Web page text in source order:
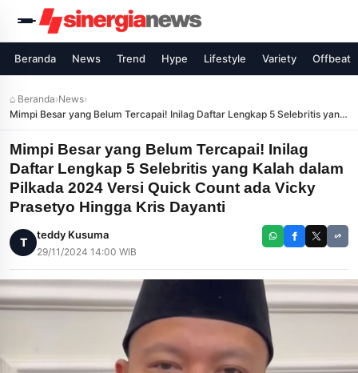
Beranda News Trend Hype Lifestyle Variety Offbeat
⌂ Beranda›News›
Mimpi Besar yang Belum Tercapai! Inilag Daftar Lengkap 5 Selebritis yang
Kalah dalam Pilkada 2024 Versi Quick Count ada Vicky Prasetyo Hingga
Kris Dayanti
Mimpi Besar yang Belum Tercapai! Inilag
Daftar Lengkap 5 Selebritis yang Kalah dalam
Pilkada 2024 Versi Quick Count ada Vicky
Prasetyo Hingga Kris Dayanti
T
teddy Kusuma
29/11/2024 14:00 WIB